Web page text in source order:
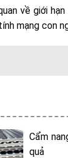
về giới
mạng con
Cẩm
quả